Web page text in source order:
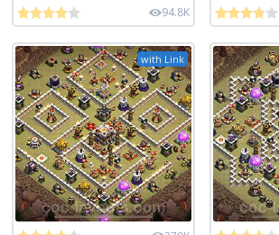
94.8K
with Link